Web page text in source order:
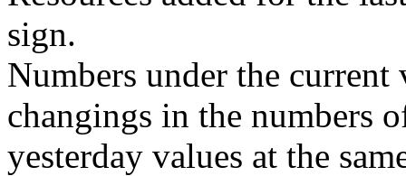
sign.
Numbers under the
changings in the numbers
yesterday values at the